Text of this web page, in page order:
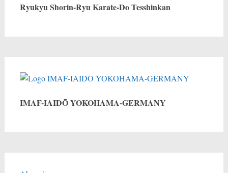
Ryukyu Shorin-Ryu Karate-Do Tesshinkan
IMAF-IAIDŌ YOKOHAMA-GERMANY